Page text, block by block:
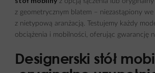
z geometrycznym blatem – niezastąpiony
z nietypową aranżacją. Testujemy każdy
obciążenia i mobilności, oferując gwarancję
Designerski stół